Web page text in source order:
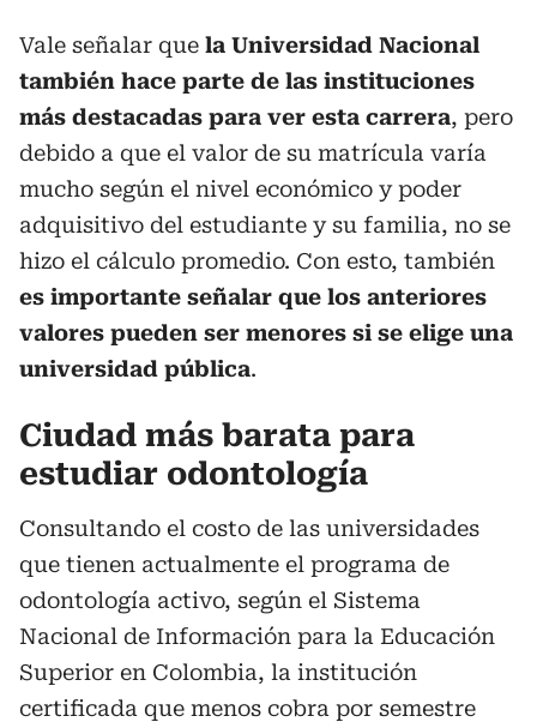
Vale señalar que la Universidad Nacional
también hace parte de las instituciones
más destacadas para ver esta carrera, pero
debido a que el valor de su matrícula varía
mucho según el nivel económico y poder
adquisitivo del estudiante y su familia, no se
hizo el cálculo promedio. Con esto, también
es importante señalar que los anteriores
valores pueden ser menores si se elige una
universidad pública.
Ciudad más barata para
estudiar odontología
Consultando el costo de las universidades
que tienen actualmente el programa de
odontología activo, según el Sistema
Nacional de Información para la Educación
Superior en Colombia, la institución
certificada que menos cobra por semestre